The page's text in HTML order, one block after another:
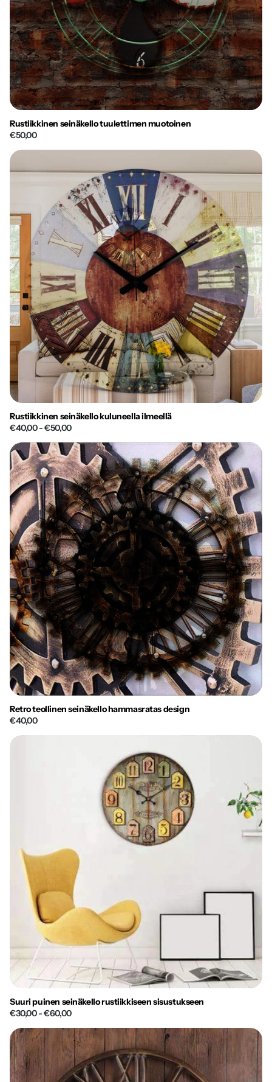
Rustiikkinen seinäkello tuulettimen muotoinen
€50,00
Rustiikkinen seinäkello kuluneella ilmeellä
€40,00- €50,00
Retro teollinen seinäkello hammasratas design
€40,00
Suuri puinen seinäkello rustiikkiseen sisustukseen
€30,00- €60,00